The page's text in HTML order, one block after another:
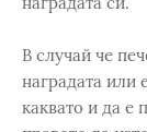
В случай че
наградата или
каквато и да е